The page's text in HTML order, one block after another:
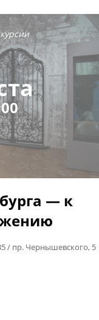
— к
/ пр. Чернышевского, 5